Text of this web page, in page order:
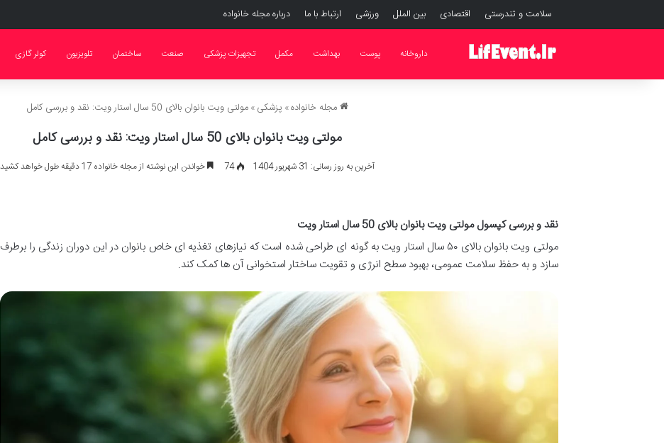
سلامت و تندرستی اقتصادی بین الملل ورزشی ارتباط با ما درباره مجله خانواده
داروخانه پوست بهداشت مکمل تجهیزات پزشکی صنعت ساختمان تلویزیون کولر گازی
مجله خانواده» پزشکی » مولتی ویت بانوان بالای 50 سال استار ویت: نقد و بررسی کامل
مولتی ویت بانوان بالای 50 سال استار ویت: نقد و بررسی کامل
آخرین به روز رسانی: 31 شهریور 1404 74 خواندن این نوشته از مجله خانواده 17 دقیقه طول خواهد کشید
نقد و بررسی کپسول مولتی ویت بانوان بالای 50 سال استار ویت
مولتی ویت بانوان بالای ۵۰ سال استار ویت به گونه ای طراحی شده است که نیازهای تغذیه ای خاص بانوان در این دوران زندگی را برطرف
سازد و به حفظ سلامت عمومی، بهبود سطح انرژی و تقویت ساختار استخوانی آن ها کمک کند.